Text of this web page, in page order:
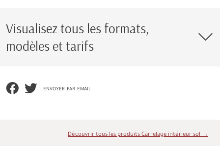
Visualisez tous les formats,
modèles et tarifs
envoyer par email
Découvrir tous les produits Carrelage intérieur sol →